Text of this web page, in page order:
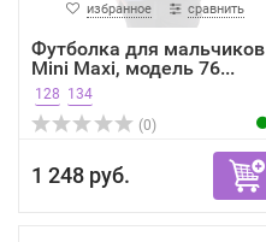
избранное сравнить
Футболка для мальчиков
Mini Maxi, модель 76...
128 134
(0)
1 248 руб.